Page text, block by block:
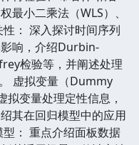
最小二乘法（WLS）、
： 深入探讨时间序列
响，介绍Durbin-
检验等，并阐述处理
虚拟变量（Dummy
变量处理定性信息，
其在回归模型中的应用
： 重点介绍面板数据